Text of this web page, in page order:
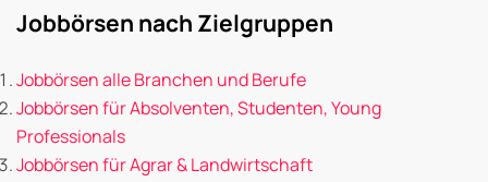
Jobbörsen nach Zielgruppen
Jobbörsen alle Branchen und Berufe
Jobbörsen für Absolventen, Studenten, Young
Professionals
Jobbörsen für Agrar & Landwirtschaft